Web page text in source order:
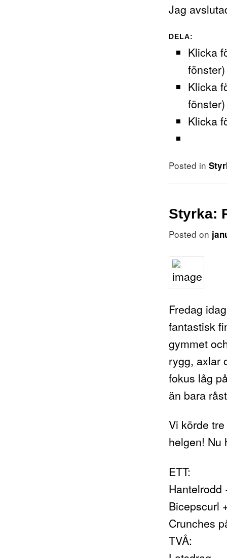
Jag
DELA:
Klicka
fönster)
Klicka
fönster)
Klicka
Posted in
Styrka:
Posted on
Fredag
fantastisk
gymmet
rygg, axlar
fokus låg
än bara
Vi körde
helgen! Nu
ETT:
Hantelrodd
Bicepscurl
Crunches
TVÅ: